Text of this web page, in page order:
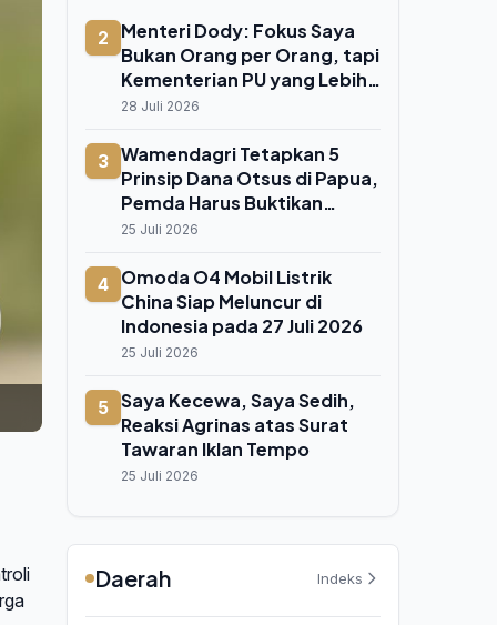
2
Menteri Dody: Fokus Saya
Bukan Orang per Orang, tapi
Kementerian PU yang Lebih
Kokoh
28 Juli 2026
3 Wamendagri Tetapkan 5
Prinsip Dana Otsus di Papua,
Pemda Harus Buktikan
Dampak Nyata ke Orang Asli
25 Juli 2026
4 Omoda O4 Mobil Listrik
China Siap Meluncur di
Indonesia pada 27 Juli 2026
25 Juli 2026
5 Saya Kecewa, Saya Sedih,
Reaksi Agrinas atas Surat
Tawaran Iklan Tempo
25 Juli 2026
Daerah Indeks